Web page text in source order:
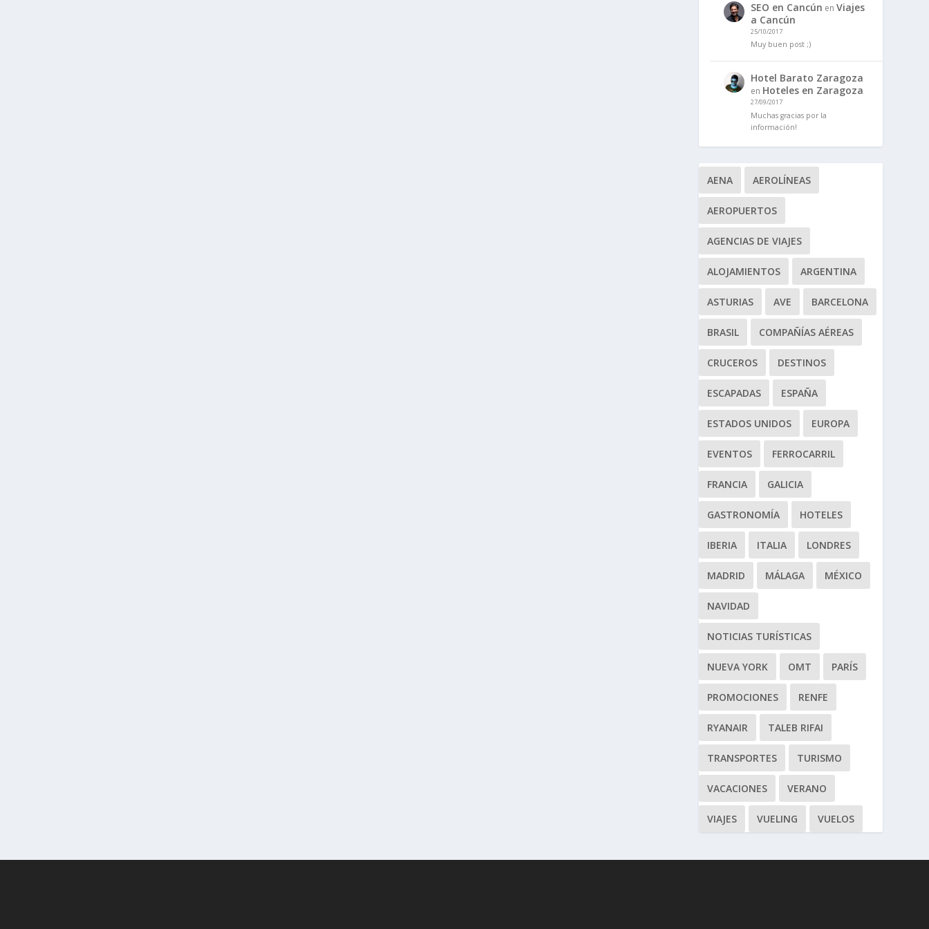
SEO en Cancún en Viajes
a Cancún
25/10/2017
Muy buen post ;)
Hotel Barato Zaragoza
en Hoteles en Zaragoza
27/09/2017
Muchas gracias por la
información!
AENA AEROLÍNEAS
AEROPUERTOS
AGENCIAS DE VIAJES
ALOJAMIENTOS ARGENTINA
ASTURIAS AVE BARCELONA
BRASIL COMPAÑÍAS AÉREAS
CRUCEROS DESTINOS
ESCAPADAS ESPAÑA
ESTADOS UNIDOS EUROPA
EVENTOS FERROCARRIL
FRANCIA GALICIA
GASTRONOMÍA HOTELES
IBERIA ITALIA LONDRES
MADRID MÁLAGA MÉXICO
NAVIDAD
NOTICIAS TURÍSTICAS
NUEVA YORK OMT PARÍS
PROMOCIONES RENFE
RYANAIR TALEB RIFAI
TRANSPORTES TURISMO
VACACIONES VERANO
VIAJES VUELING VUELOS